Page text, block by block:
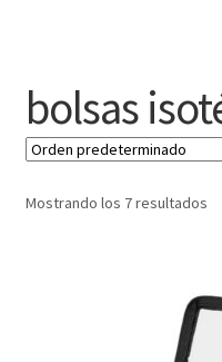
Más ideas
Técnicas del grabado
Contactar
bolsas
Mostrando los 7 resultados